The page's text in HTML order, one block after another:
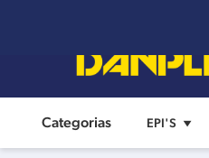
Categorias EPI'S